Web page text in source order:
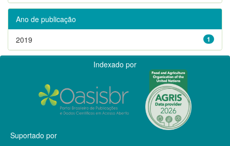
Ano de publicação
1
2019
Indexado por
Suportado por